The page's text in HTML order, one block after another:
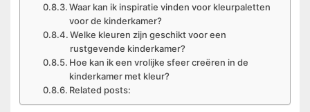
Waar kan ik inspiratie vinden voor kleurpaletten
voor de kinderkamer?
Welke kleuren zijn geschikt voor een
rustgevende kinderkamer?
Hoe kan ik een vrolijke sfeer creëren in de
kinderkamer met kleur?
Related posts: